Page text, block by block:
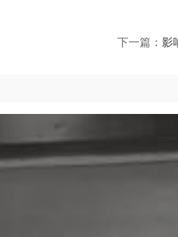
下一篇：影